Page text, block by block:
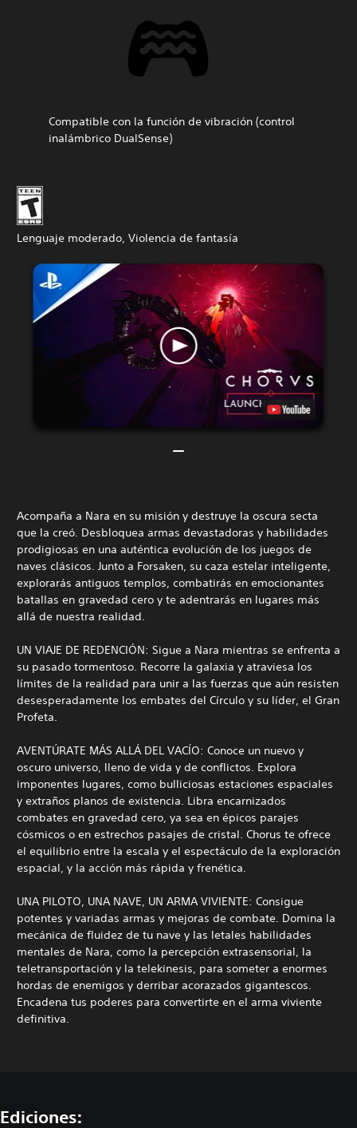
Compatible con la función de vibración (control
inalámbrico DualSense)
Lenguaje moderado, Violencia de fantasía
Acompaña a Nara en su misión y destruye la oscura secta
que la creó. Desbloquea armas devastadoras y habilidades
prodigiosas en una auténtica evolución de los juegos de
naves clásicos. Junto a Forsaken, su caza estelar inteligente,
explorarás antiguos templos, combatirás en emocionantes
batallas en gravedad cero y te adentrarás en lugares más
allá de nuestra realidad.
UN VIAJE DE REDENCIÓN: Sigue a Nara mientras se enfrenta a
su pasado tormentoso. Recorre la galaxia y atraviesa los
límites de la realidad para unir a las fuerzas que aún resisten
desesperadamente los embates del Círculo y su líder, el Gran
Profeta.
AVENTÚRATE MÁS ALLÁ DEL VACÍO: Conoce un nuevo y
oscuro universo, lleno de vida y de conflictos. Explora
imponentes lugares, como bulliciosas estaciones espaciales
y extraños planos de existencia. Libra encarnizados
combates en gravedad cero, ya sea en épicos parajes
cósmicos o en estrechos pasajes de cristal. Chorus te ofrece
el equilibrio entre la escala y el espectáculo de la exploración
espacial, y la acción más rápida y frenética.
UNA PILOTO, UNA NAVE, UN ARMA VIVIENTE: Consigue
potentes y variadas armas y mejoras de combate. Domina la
mecánica de fluidez de tu nave y las letales habilidades
mentales de Nara, como la percepción extrasensorial, la
teletransportación y la telekinesis, para someter a enormes
hordas de enemigos y derribar acorazados gigantescos.
Encadena tus poderes para convertirte en el arma viviente
definitiva.
Ediciones: